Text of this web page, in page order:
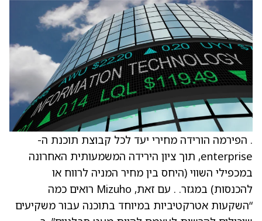
. הפירמה הורידה מחירי יעד לכל קבוצת תוכנת ה-
enterprise, תוך ציון הירידה המשמעותית האחרונה
במכפילי השווי (היחס בין מחיר המניה לרווח או
להכנסות) במגזר. . עם זאת, Mizuho רואים כמה
“השקעות אטרקטיביות במיוחד בתוכנה עבור משקיעים